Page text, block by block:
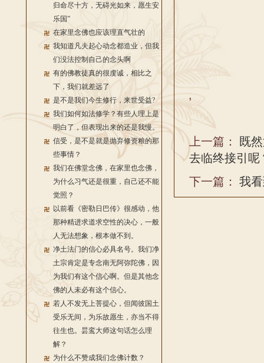
归命尽十方，无碍光如来，愿生安
乐国”
在家里念佛也应该理直气壮的
我知道凡夫起心动念都造业，但我
们没法控制自己的念头啊
有的佛教徒真的很虔诚，相比之
下，我们就差远了
是不是我们今生修行，来世受益?
我们如何如法修学？有些人理上是
明白了，但表现出来的还是我慢。
信受，是不是就是抛弃修资粮的那
些事情？
我们在佛堂念佛，在家里也念佛，
为什么习气还是很重，自己还不能
觉照？
以前看《密勒日巴传》很感动，他
那种精进求道求空性的决心，一般
人无法想象，根本做不到。
净土法门的信心必具名号。我们净
土宗肯定是专念南无阿弥陀佛，因
为我们有这个信心啊。但是其他念
佛的人未必有这个信心。
若人不发无上菩提心，但闻彼国土
受乐无间，为乐故愿生，亦当不得
往生也。昙鸾大师这句话怎么理
解？
为什么不赞成我们念佛计数？
'
上一篇： 既
去临终接引呢
下一篇： 我